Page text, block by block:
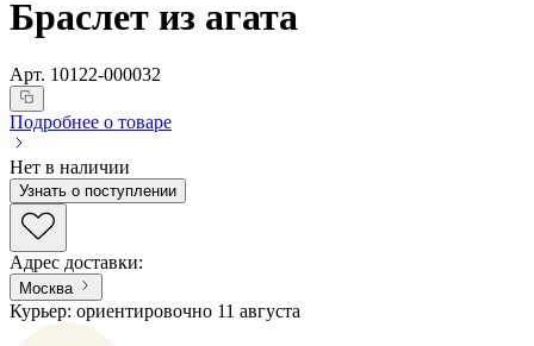
Браслет из агата
Арт. 10122-000032
Подробнее о товаре
Нет в наличии
Узнать о поступлении
Адрес доставки:
Москва
Курьер: ориентировочно 11 августа